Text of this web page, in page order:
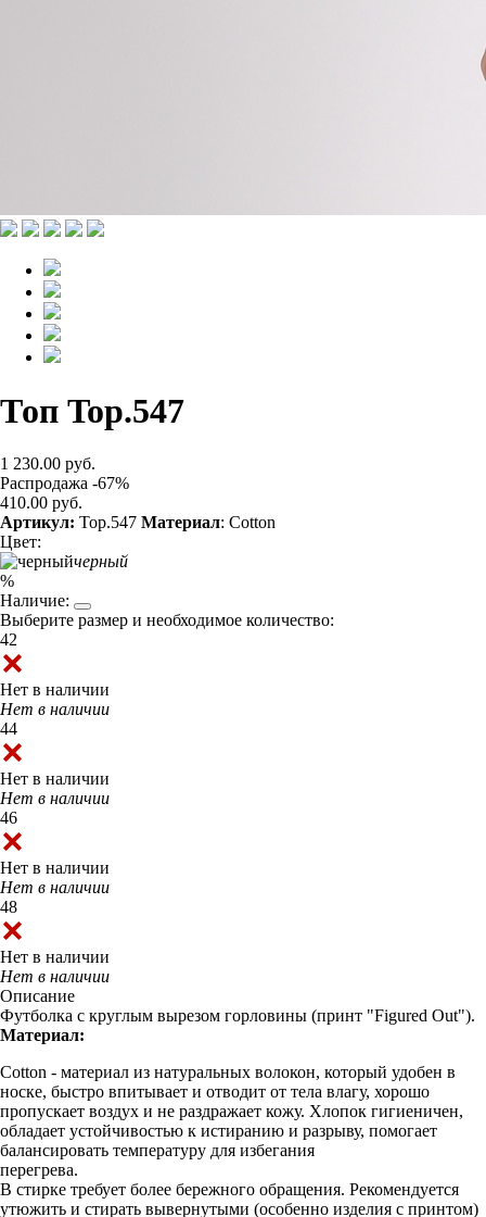
Топ Top.547
1 230.00 руб.
Распродажа -67%
410.00 руб.
Артикул: Top.547 Материал: Cotton
Цвет:
черный
%
Наличие:
Выберите размер и необходимое количество:
42
Нет в наличии
Нет в наличии
44
Нет в наличии
Нет в наличии
46
Нет в наличии
Нет в наличии
48
Нет в наличии
Нет в наличии
Описание
Футболка с круглым вырезом горловины (принт "Figured Out").
Материал:
Cotton - материал из натуральных волокон, который удобен в
носке, быстро впитывает и отводит от тела влагу, хорошо
пропускает воздух и не раздражает кожу. Хлопок гигиеничен,
обладает устойчивостью к истиранию и разрыву, помогает
балансировать температуру для избегания
перегрева.
В стирке требует более бережного обращения. Рекомендуется
утюжить и стирать вывернутыми (особенно изделия с принтом)